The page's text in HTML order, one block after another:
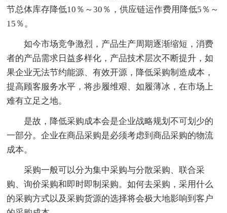
节总体库存降低10％～30％，供应链运作费用降低5％～
15％。
如今市场竞争激烈，产品生产周期逐渐缩短，消费
者的产品需求日益多样化，产品技术层次不断提升，如
果企业无法节约能源、有效开源，降低采购制造成本，
提高顾客服务水平，将步履维艰、如履薄冰，在市场上
难有立足之地。
是故，降低采购成本会是企业战略规划不可划少的
一部分。企业在商品采购是必须考虑到商品采购的物流
成本。
采购一般可以分为集中采购与分散采购、联合采
购、询价采购和即时即制采购。如何去采购，采用什么
的采购方式以及采购货源的选择将会极大地影响到客户